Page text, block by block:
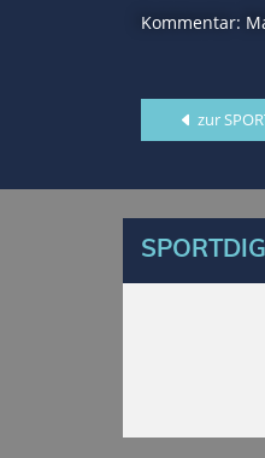
Kommentar:
zur